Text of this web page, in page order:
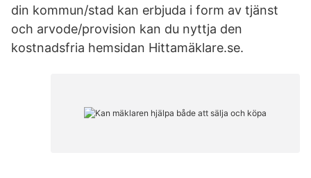
din kommun/stad kan erbjuda i form av tjänst
och arvode/provision kan du nyttja den
kostnadsfria hemsidan Hittamäklare.se.